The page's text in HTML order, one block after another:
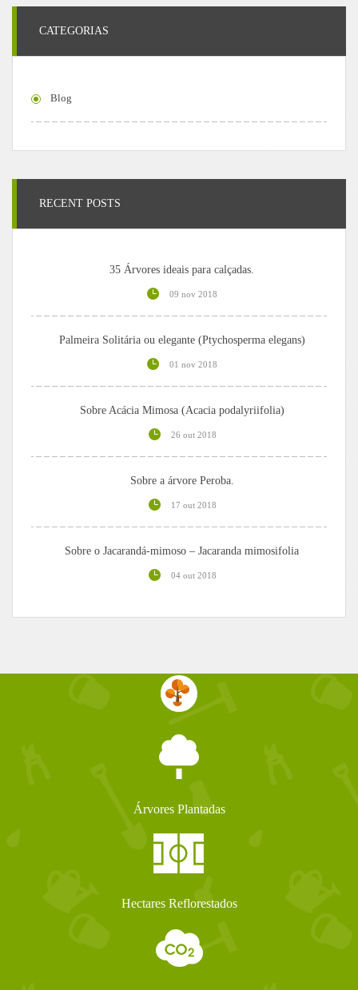
CATEGORIAS
Blog
RECENT POSTS
35 Árvores ideais para calçadas.
09 nov 2018
Palmeira Solitária ou elegante (Ptychosperma elegans)
01 nov 2018
Sobre Acácia Mimosa (Acacia podalyriifolia)
26 out 2018
Sobre a árvore Peroba.
17 out 2018
Sobre o Jacarandá-mimoso – Jacaranda mimosifolia
04 out 2018
Árvores Plantadas
Hectares Reflorestados